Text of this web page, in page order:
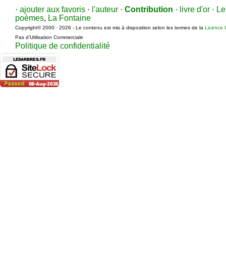
· ajouter aux favoris · l'auteur · Contribution · livre d'or ·
poèmes, La Fontaine
Copyright© 2000 · 2026 - Le contenu est mis à disposition selon les termes de la Licence
Pas d’Utilisation Commerciale
Politique de confidentialité